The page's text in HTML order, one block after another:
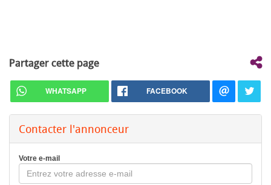
Partager cette page
WHATSAPP FACEBOOK
Contacter l'annonceur
Votre e-mail